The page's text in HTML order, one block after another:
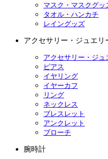
マスク・マスクグッ
タオル・ハンカチ
レイングッズ
アクセサリー・ジュエリ
アクセサリー・ジ
ピアス
イヤリング
イヤーカフ
リング
ネックレス
ブレスレット
アンクレット
ブローチ
腕時計